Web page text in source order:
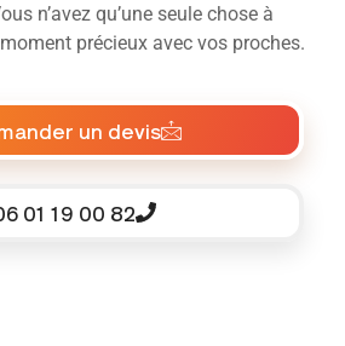
n’avez qu’une seule chose à
précieux avec vos proches.
un devis
01 19 00 82